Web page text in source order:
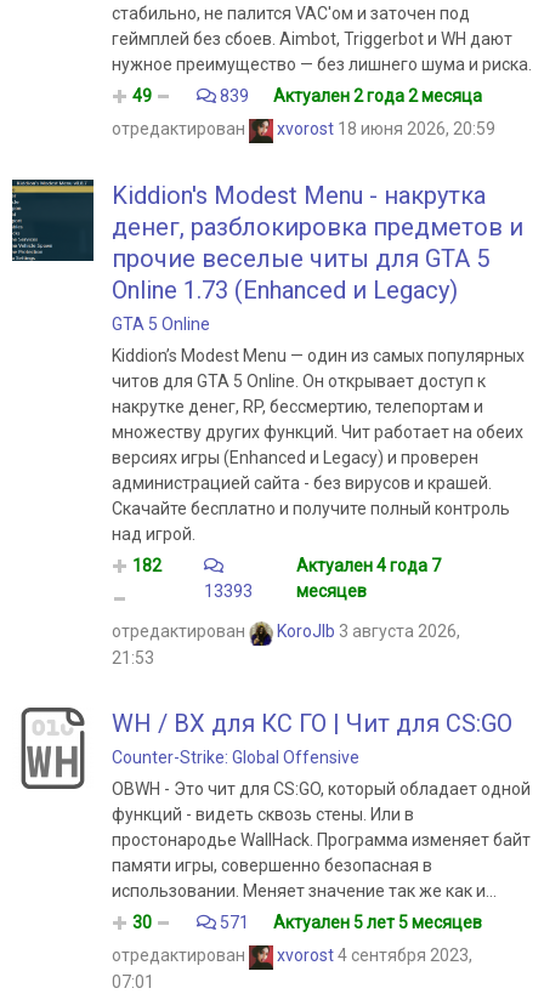
стабильно, не палится VAC'ом и заточен под
геймплей без сбоев. Aimbot, Triggerbot и WH дают
нужное преимущество — без лишнего шума и риска.
49
839
Актуален 2 года 2 месяца
отредактирован
xvorost 18 июня 2026, 20:59
Kiddion's Modest Menu - накрутка
денег, разблокировка предметов и
прочие веселые читы для GTA 5
Online 1.73 (Enhanced и Legacy)
GTA 5 Online
Kiddion’s Modest Menu — один из самых популярных
читов для GTA 5 Online. Он открывает доступ к
накрутке денег, RP, бессмертию, телепортам и
множеству других функций. Чит работает на обеих
версиях игры (Enhanced и Legacy) и проверен
администрацией сайта - без вирусов и крашей.
Скачайте бесплатно и получите полный контроль
над игрой.
182
13393
Актуален 4 года 7
месяцев
отредактирован KoroJIb 3 августа 2026,
21:53
WH / ВХ для КС ГО | Чит для CS:GO
Counter-Strike: Global Offensive
OBWH - Это чит для CS:GO, который обладает одной
функций - видеть сквозь стены. Или в
простонародье WallHack. Программа изменяет байт
памяти игры, совершенно безопасная в
использовании. Меняет значение так же как и...
30
571
Актуален 5 лет 5 месяцев
отредактирован
xvorost 4 сентября 2023,
07:01